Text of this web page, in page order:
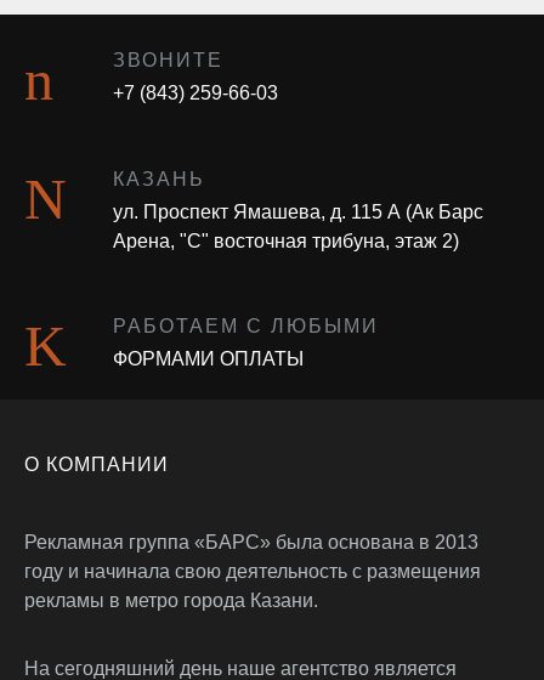
ЗВОНИТЕ
+7 (843) 259-66-03
КАЗАНЬ
ул. Проспект Ямашева, д. 115 А (Ак Барс
Арена, "С" восточная трибуна, этаж 2)
РАБОТАЕМ С ЛЮБЫМИ
ФОРМАМИ ОПЛАТЫ
О КОМПАНИИ
Рекламная группа «БАРС» была основана в 2013
году и начинала свою деятельность с размещения
рекламы в метро города Казани.
На сегодняшний день наше агентство является